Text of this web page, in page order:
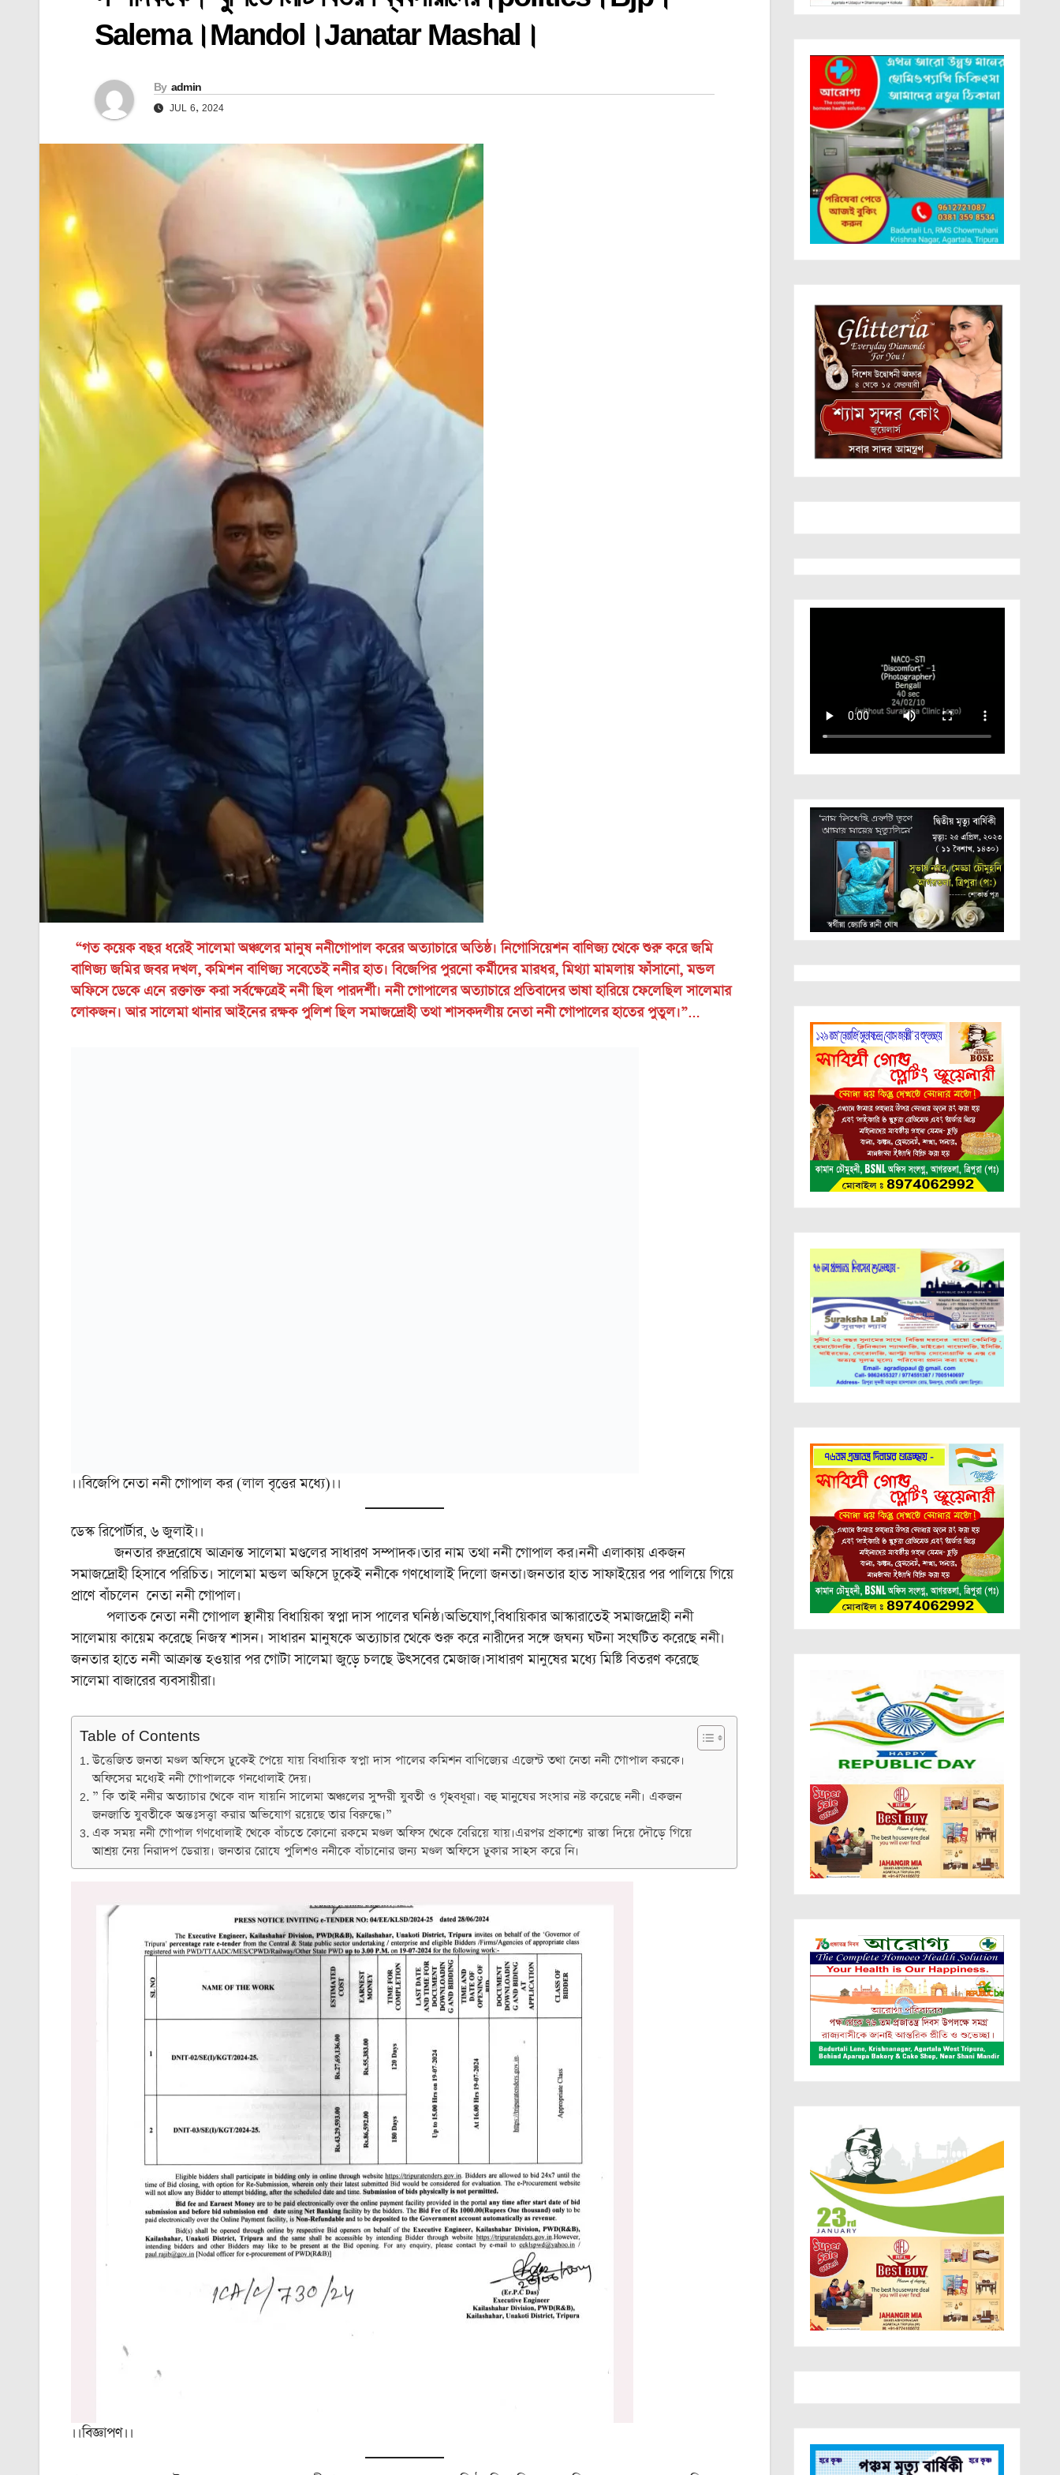
Salema।Mandol।Janatar Mashal।
By admin
JUL 6, 2024
“গত কয়েক বছর ধরেই সালেমা অঞ্চলের মানুষ ননীগোপাল করের অত্যাচারে অতিষ্ঠ। নিগোসিয়েশন বাণিজ্য থেকে শুরু করে জমি
বাণিজ্য জমির জবর দখল, কমিশন বাণিজ্য সবেতেই ননীর হাত। বিজেপির পুরনো কর্মীদের মারধর, মিথ্যা মামলায় ফাঁসানো, মন্ডল
অফিসে ডেকে এনে রক্তাক্ত করা সর্বক্ষেত্রেই ননী ছিল পারদর্শী। ননী গোপালের অত্যাচারে প্রতিবাদের ভাষা হারিয়ে ফেলেছিল সালেমার
লোকজন। আর সালেমা থানার আইনের রক্ষক পুলিশ ছিল সমাজদ্রোহী তথা শাসকদলীয় নেতা ননী গোপালের হাতের পুতুল।”…
।।বিজেপি নেতা ননী গোপাল কর (লাল বৃত্তের মধ্যে)।।
ডেস্ক রিপোর্টার, ৬ জুলাই।।
জনতার রুদ্ররোষে আক্রান্ত সালেমা মণ্ডলের সাধারণ সম্পাদক।তার নাম তথা ননী গোপাল কর।ননী এলাকায় একজন
সমাজদ্রোহী হিসাবে পরিচিত। সালেমা মন্ডল অফিসে ঢুকেই ননীকে গণধোলাই দিলো জনতা।জনতার হাত সাফাইয়ের পর পালিয়ে গিয়ে
প্রাণে বাঁচলেন নেতা ননী গোপাল।
পলাতক নেতা ননী গোপাল স্থানীয় বিধায়িকা স্বপ্না দাস পালের ঘনিষ্ঠ।অভিযোগ,বিধায়িকার আস্কারাতেই সমাজদ্রোহী ননী
সালেমায় কায়েম করেছে নিজস্ব শাসন। সাধারন মানুষকে অত্যাচার থেকে শুরু করে নারীদের সঙ্গে জঘন্য ঘটনা সংঘটিত করেছে ননী।
জনতার হাতে ননী আক্রান্ত হওয়ার পর গোটা সালেমা জুড়ে চলছে উৎসবের মেজাজ।সাধারণ মানুষের মধ্যে মিষ্টি বিতরণ করেছে
সালেমা বাজারের ব্যবসায়ীরা।
Table of Contents
উত্তেজিত জনতা মণ্ডল অফিসে ঢুকেই পেয়ে যায় বিধায়িক স্বপ্না দাস পালের কমিশন বাণিজ্যের এজেন্ট তথা নেতা ননী গোপাল করকে।
অফিসের মধ্যেই ননী গোপালকে গনধোলাই দেয়।
” কি তাই ননীর অত্যাচার থেকে বাদ যায়নি সালেমা অঞ্চলের সুন্দরী যুবতী ও গৃহবধূরা। বহু মানুষের সংসার নষ্ট করেছে ননী। একজন
জনজাতি যুবতীকে অন্তঃসত্ত্বা করার অভিযোগ রয়েছে তার বিরুদ্ধে।”
এক সময় ননী গোপাল গণধোলাই থেকে বাঁচতে কোনো রকমে মণ্ডল অফিস থেকে বেরিয়ে যায়।এরপর প্রকাশ্যে রাস্তা দিয়ে দৌড়ে গিয়ে
আশ্রয় নেয় নিরাদপ ডেরায়। জনতার রোষে পুলিশও ননীকে বাঁচানোর জন্য মণ্ডল অফিসে ঢুকার সাহস করে নি।
।।বিজ্ঞাপণ।।